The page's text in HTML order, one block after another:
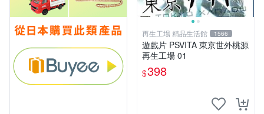
再生工場 精品生活館 1566
遊戲片 PSVITA 東京世外桃源
再生工場 01
$398